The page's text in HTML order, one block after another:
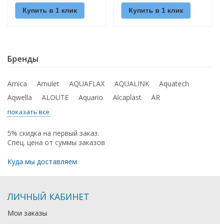
Купить в 1 клик Купить в 1 клик
Бренды
Amica Amulet AQUAFLAX AQUALINK
Aquatech
Aqwella
ALOUTE Aquario Alcaplast AR
показать все
5% скидка на первый заказ.
Спец. цена от суммы заказов
Куда мы доставляем
ЛИЧНЫЙ КАБИНЕТ
Мои заказы